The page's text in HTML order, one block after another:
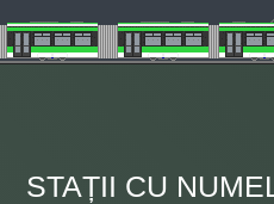
STAȚII CU